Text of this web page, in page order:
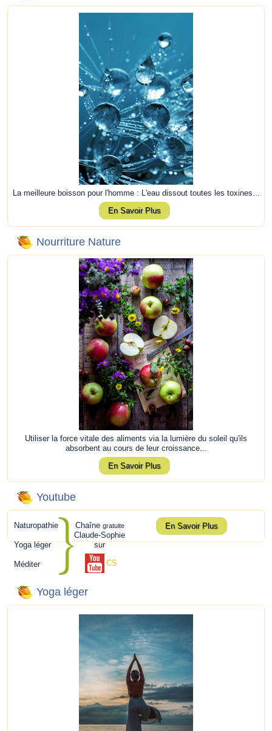
La meilleure boisson pour l'homme : L'eau dissout toutes les toxines...
En Savoir Plus
Nourriture Nature
Utiliser la force vitale des aliments via la lumière du soleil qu'ils
absorbent au cours de leur croissance...
En Savoir Plus
Youtube
Naturopathie
Yoga léger
Méditer
Chaîne gratuite
Claude-Sophie
sur
CS
En Savoir Plus
Yoga léger